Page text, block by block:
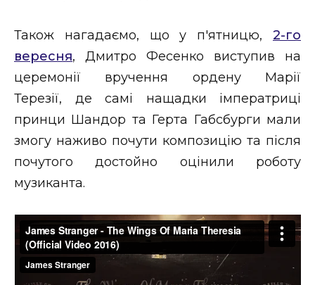
Також нагадаємо, що у п'ятницю, 2-го
вересня, Дмитро Фесенко виступив на
церемонії вручення ордену Марії
Терезії, де самі нащадки імператриці
принци Шандор та Герта Габсбурги мали
змогу наживо почути композицію та після
почутого достойно оцінили роботу
музиканта.